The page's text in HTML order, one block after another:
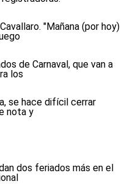
"Mañana (por hoy)
de Carnaval, que van a
los
se hace difícil cerrar
nota y
dos feriados más en el